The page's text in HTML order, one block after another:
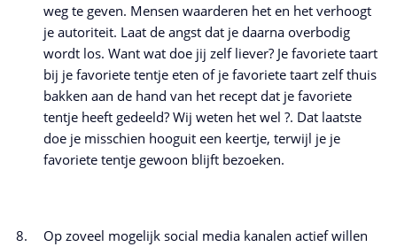
weg te geven. Mensen waarderen het en het verhoogt
je autoriteit. Laat de angst dat je daarna overbodig
wordt los. Want wat doe jij zelf liever? Je favoriete taart
bij je favoriete tentje eten of je favoriete taart zelf thuis
bakken aan de hand van het recept dat je favoriete
tentje heeft gedeeld? Wij weten het wel ?. Dat laatste
doe je misschien hooguit een keertje, terwijl je je
favoriete tentje gewoon blijft bezoeken.
Op zoveel mogelijk social media kanalen actief willen